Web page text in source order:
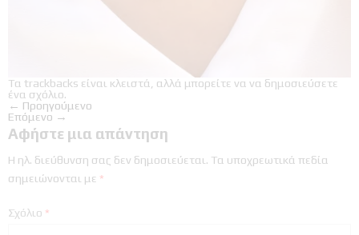
Τα trackbacks είναι κλειστά, αλλά μπορείτε να να δημοσιεύσετε
ένα σχόλιο.
← Προηγούμενο
Επόμενο →
Αφήστε μια απάντηση
Η ηλ. διεύθυνση σας δεν δημοσιεύεται. Τα υποχρεωτικά πεδία
σημειώνονται με *
Σχόλιο *